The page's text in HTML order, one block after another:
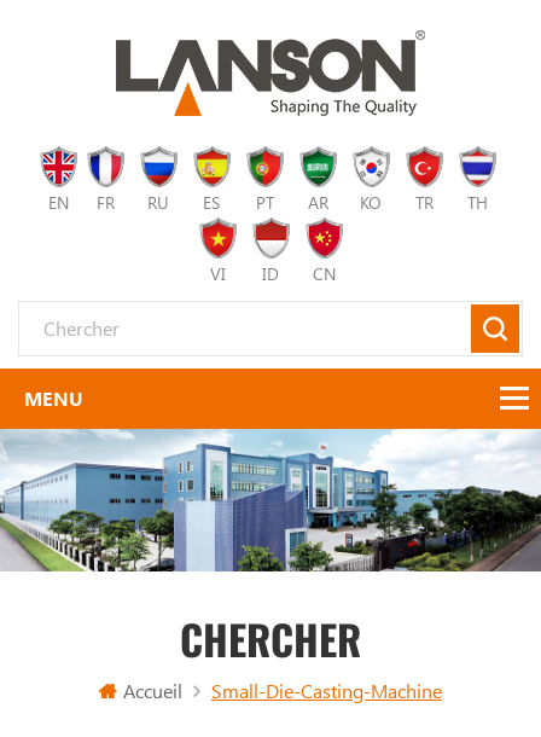
EN FR RU ES PT AR KO TR TH
VI ID CN
CHERCHER
Accueil Small-Die-Casting-Machine